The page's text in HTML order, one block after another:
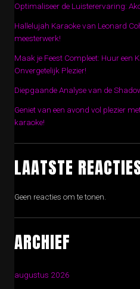
Optimaliseer de Luisterervaring:
Hallelujah Karaoke van Leonard
meesterwerk!
Maak je Feest Compleet: Huur een
Onvergetelijk Plezier!
Diepgaande Analyse van de
Geniet van een avond vol plezier
karaoke!
LAATSTE
Geen reacties om te tonen.
ARCHIEF
augustus 2026